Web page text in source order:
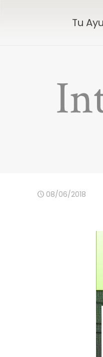
Tu
08/06/2018